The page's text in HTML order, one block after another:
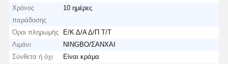
Χρόνος
παράδοσης
10 ημέρες
Όροι πληρωμής
Ε/Κ Δ/Α Δ/Π Τ/Τ
Λιμάνι
NINGBO/ΣΑΝΧΑΙ
Σύνθετα ή όχι
Είναι κράμα